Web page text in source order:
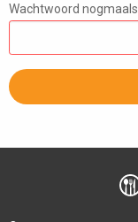
Wachtwoord nogmaals